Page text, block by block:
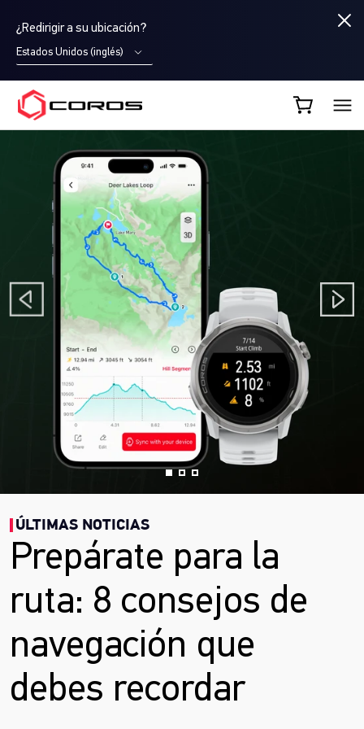
¿Redirigir a su ubicación?
Estados Unidos (inglés)
COROS ES
ÚLTIMAS NOTICIAS
Prepárate para la
ruta: 8 consejos de
navegación que
debes recordar